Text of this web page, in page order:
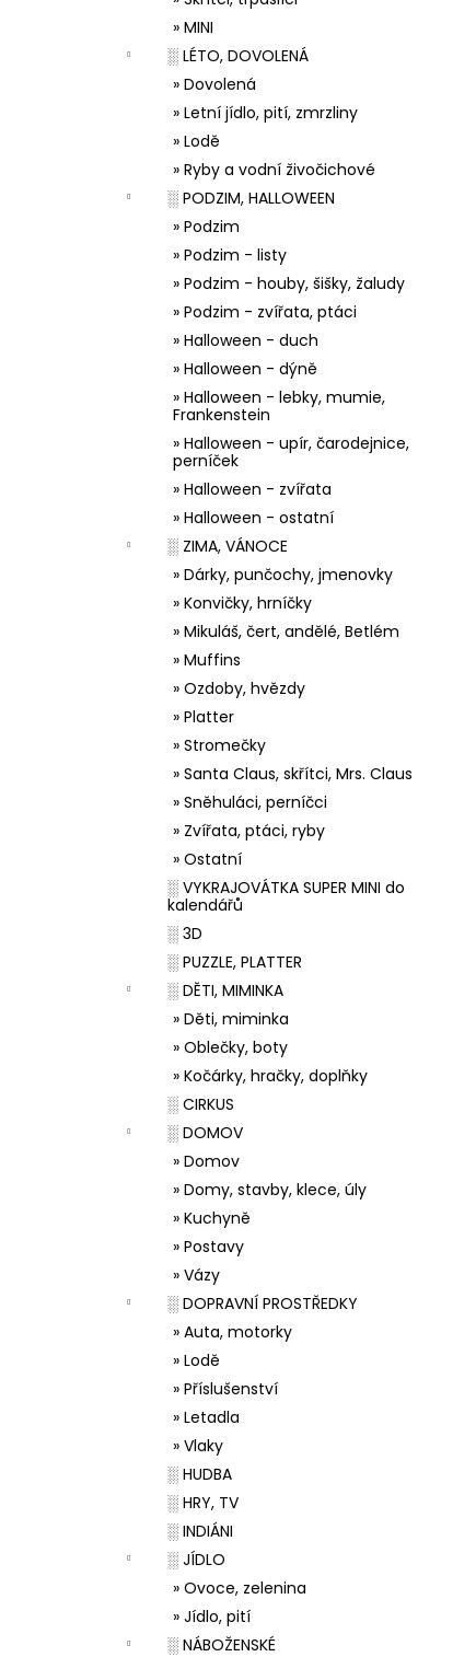
» MINI
░ LÉTO, DOVOLENÁ
» Dovolená
» Letní jídlo, pití, zmrzliny
» Lodě
» Ryby a vodní živočichové
░ PODZIM, HALLOWEEN
» Podzim
» Podzim - listy
» Podzim - houby, šišky, žaludy
» Podzim - zvířata, ptáci
» Halloween - duch
» Halloween - dýně
» Halloween - lebky, mumie,
Frankenstein
» Halloween - upír, čarodejnice,
perníček
» Halloween - zvířata
» Halloween - ostatní
░ ZIMA, VÁNOCE
» Dárky, punčochy, jmenovky
» Konvičky, hrníčky
» Mikuláš, čert, andělé, Betlém
» Muffins
» Ozdoby, hvězdy
» Platter
» Stromečky
» Santa Claus, skřítci, Mrs. Claus
» Sněhuláci, perníčci
» Zvířata, ptáci, ryby
» Ostatní
░ VYKRAJOVÁTKA SUPER MINI do
kalendářů
░ 3D
░ PUZZLE, PLATTER
░ DĚTI, MIMINKA
» Děti, miminka
» Oblečky, boty
» Kočárky, hračky, doplňky
░ CIRKUS
░ DOMOV
» Domov
» Domy, stavby, klece, úly
» Kuchyně
» Postavy
» Vázy
░ DOPRAVNÍ PROSTŘEDKY
» Auta, motorky
» Lodě
» Příslušenství
» Letadla
» Vlaky
░ HUDBA
░ HRY, TV
░ INDIÁNI
░ JÍDLO
» Ovoce, zelenina
» Jídlo, pití
░ NÁBOŽENSKÉ
33001 ZDOBÍCÍ SÁČEK